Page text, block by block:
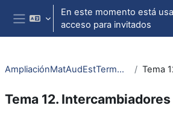
Salta al contenido principal
Panel lateral
En este momento está
acceso para invitados
AmpliaciónMatAudEstTermodIngTer
Tema 12.